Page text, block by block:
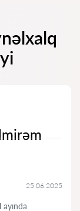
25.06.2025